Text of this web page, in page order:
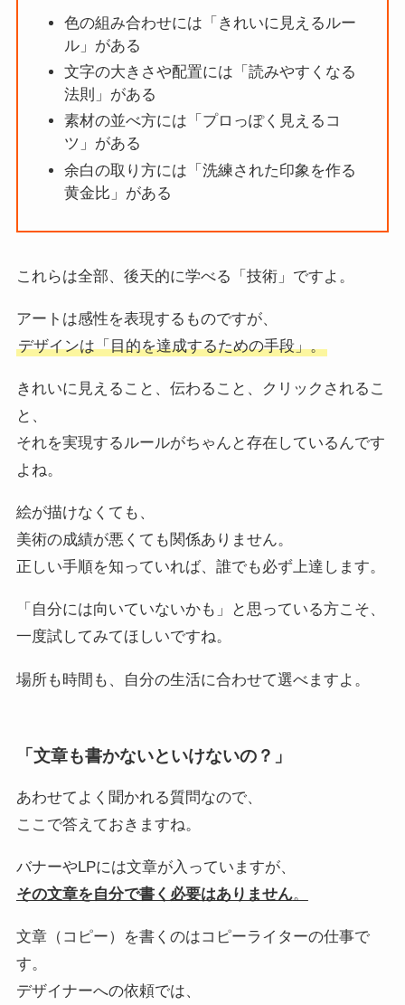
色の組み合わせには「きれいに見えるルー
ル」がある
文字の大きさや配置には「読みやすくなる
法則」がある
素材の並べ方には「プロっぽく見えるコ
ツ」がある
余白の取り方には「洗練された印象を作る
黄金比」がある
これらは全部、後天的に学べる「技術」ですよ。
アートは感性を表現するものですが、
デザインは「目的を達成するための手段」。
きれいに見えること、伝わること、クリックされるこ
と、
それを実現するルールがちゃんと存在しているんです
よね。
絵が描けなくても、
美術の成績が悪くても関係ありません。
正しい手順を知っていれば、誰でも必ず上達します。
「自分には向いていないかも」と思っている方こそ、
一度試してみてほしいですね。
場所も時間も、自分の生活に合わせて選べますよ。
「文章も書かないといけないの？」
あわせてよく聞かれる質問なので、
ここで答えておきますね。
バナーやLPには文章が入っていますが、
その文章を自分で書く必要はありません。
文章（コピー）を書くのはコピーライターの仕事で
す。
デザイナーへの依頼では、